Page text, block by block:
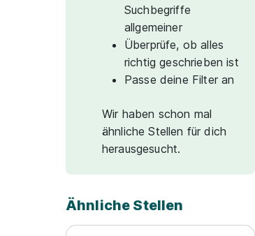
Suchbegriffe
allgemeiner
Überprüfe, ob alles
richtig geschrieben ist
Passe deine Filter an
Wir haben schon mal
ähnliche Stellen für dich
herausgesucht.
Ähnliche Stellen